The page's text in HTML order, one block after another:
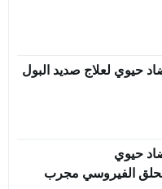
حيوي لعلاج صديد البول
حيوي
الفيروسي مجرب